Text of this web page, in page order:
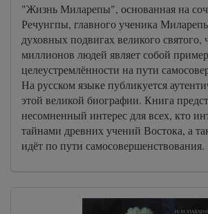
"Жизнь Миларепы", основанная на
Речунгпы, главного ученика
духовных подвигах великого святого,
миллионов людей являет собой
целеустремлённости на пути
На русском языке публикуется
этой великой биографии. Книга
несомненный интерес для всех, кто
тайнами древних учений Востока, а
идёт по пути самосовершенствования.